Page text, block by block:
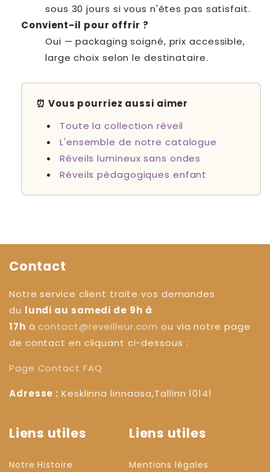
sous 30 jours si vous n'êtes pas satisfait.
Convient-il pour offrir ?
Oui — packaging soigné, prix accessible,
large choix selon le destinataire.
⏰ Vous pourriez aussi aimer
Toute la collection réveil
L'ensemble de notre catalogue
Réveils lumineux sans ondes
Réveils pédagogiques enfant
Contact
Notre service client traite vos demandes
du lundi au samedi de 9h à
17h àcontact@reveilleur.com ou via notre page
de contact en cliquant ci-dessous :
Page Contact FAQ
Adresse : Kesklinna linnaosa,Tallinn 10141
Liens utiles
Notre Histoire
Liens utiles
Mentions légales